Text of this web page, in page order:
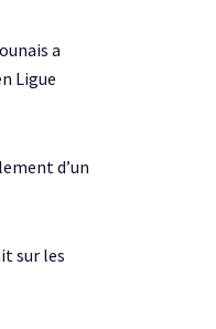
a
Ligue
d’un
sur les